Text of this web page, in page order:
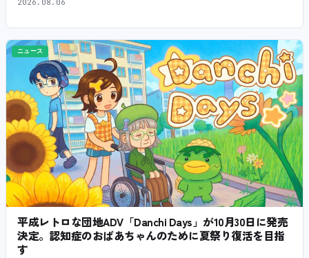
ニュース
平成レトロな団地ADV「Danchi Days」が10月30日に発売
決定。認知症のおばあちゃんのために夏祭り復活を目指
す